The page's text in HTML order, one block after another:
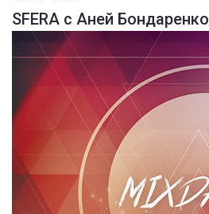
SFERA с Аней Бондаренко